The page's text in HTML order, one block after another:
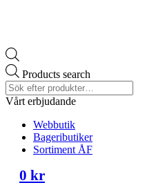
Products search
Vårt erbjudande
Webbutik
Bageributiker
Sortiment ÅF
0 kr